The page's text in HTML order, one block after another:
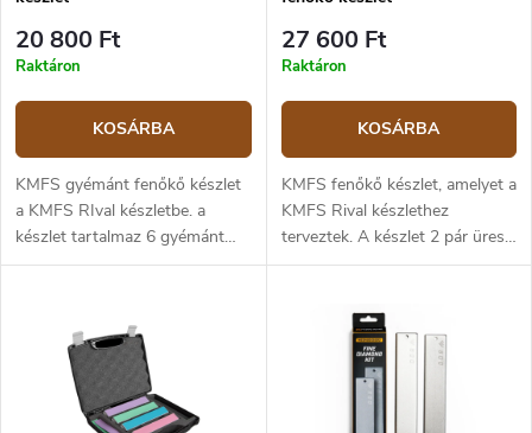
20 800 Ft
Raktáron
KOSÁRBA
KMFS gyémánt fenőkő készlet
a KMFS RIval készletbe. a
készlet tartalmaz 6 gyémánt
köszörűkövet (szemcseméret
27 600 Ft
Raktáron
KOSÁRBA
KMFS fenőkő készlet, amelyet a
KMFS Rival készlethez
terveztek. A készlet 2 pár üres
duralumin-követ (tartót), 16 db
csiszolópapír rögzítésére, 16 db
SiC Abrasive kivágást tartalmaz
8x 1500 szemcseméretű, 8 ×
végre a pengét úgy, hogy a